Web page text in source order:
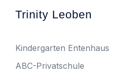
Trinity Leoben
Kindergarten Entenhaus
ABC-Privatschule